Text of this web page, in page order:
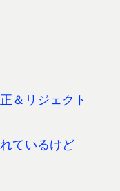
＆リジェクト
ているけど